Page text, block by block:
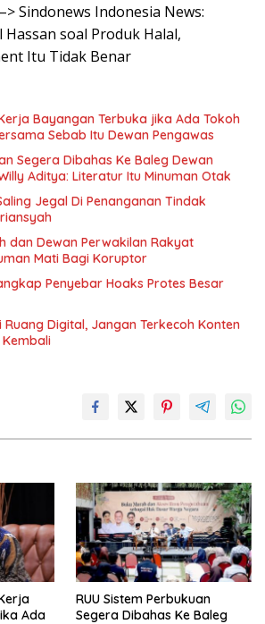
Sindonews Indonesia News:
soal Produk Halal,
Itu Tidak Benar
Bayangan Terbuka jika Ada Tokoh
Sebab Itu Dewan Pengawas
Segera Dibahas Ke Baleg Dewan
Aditya: Literatur Itu Minuman Otak
Jegal Di Penanganan Tindak
dan Dewan Perwakilan Rakyat
Mati Bagi Koruptor
Penyebar Hoaks Protes Besar
Digital, Jangan Terkecoh Konten
Ada
RUU Sistem Perbukuan
Segera Dibahas Ke Baleg